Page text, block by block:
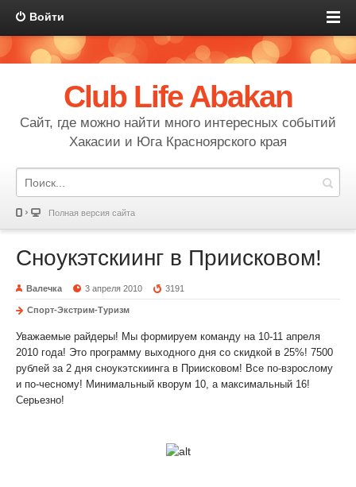
Войти
Club Life Abakan
Сайт, где можно найти много интересных событий
Хакасии и Юга Красноярского края
Полная версия сайта
Сноукэтскиинг в Приисковом!
Валечка 3 апреля 2010 3191
Спорт-Экстрим-Туризм
Уважаемые райдеры! Мы формируем команду на 10-11 апреля
2010 года! Это программу выходного дня со скидкой в 25%! 7500
рублей за 2 дня сноукэтскиинга в Приисковом! Все по-взрослому
и по-чесному! Минимальный кворум 10, а максимальный 16!
Серьезно!